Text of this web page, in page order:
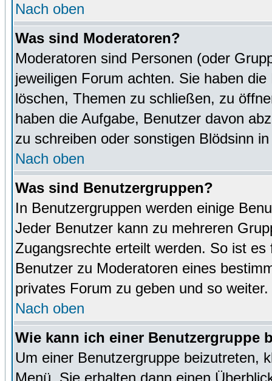
Nach oben
Was sind Moderatoren?
Moderatoren sind Personen (oder
jeweiligen Forum achten. Sie haben
löschen, Themen zu schließen, zu
haben die Aufgabe, Benutzer davon
zu schreiben oder sonstigen Blödsinn
Nach oben
Was sind Benutzergruppen?
In Benutzergruppen werden einige
Jeder Benutzer kann zu mehreren
Zugangsrechte erteilt werden. So ist
Benutzer zu Moderatoren eines
privates Forum zu geben und so weiter.
Nach oben
Wie kann ich einer Benutzergruppe
Um einer Benutzergruppe beizutreten,
Menü. Sie erhalten dann einen